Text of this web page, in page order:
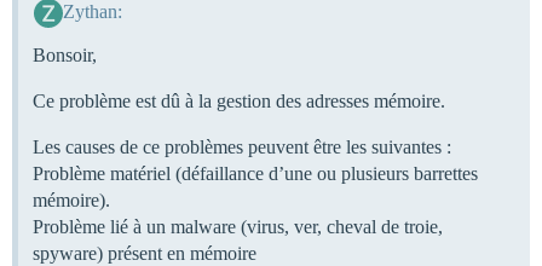
Zythan:
Bonsoir,
Ce problème est dû à la gestion des adresses mémoire.
Les causes de ce problèmes peuvent être les suivantes :
Problème matériel (défaillance d’une ou plusieurs barrettes
mémoire).
Problème lié à un malware (virus, ver, cheval de troie,
spyware) présent en mémoire